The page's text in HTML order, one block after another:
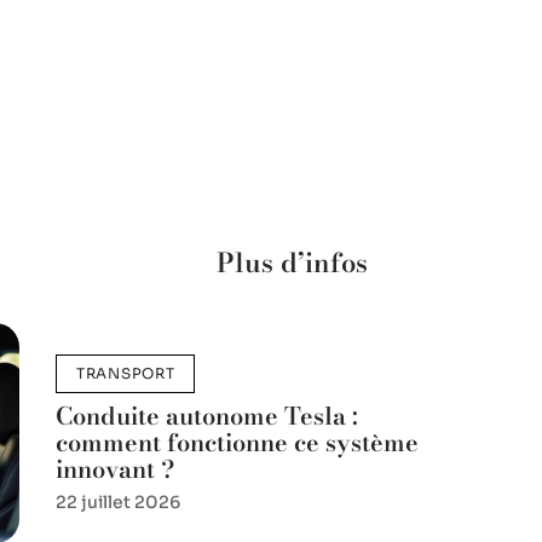
Plus d’infos
TRANSPORT
Conduite autonome Tesla :
comment fonctionne ce système
innovant ?
22 juillet 2026